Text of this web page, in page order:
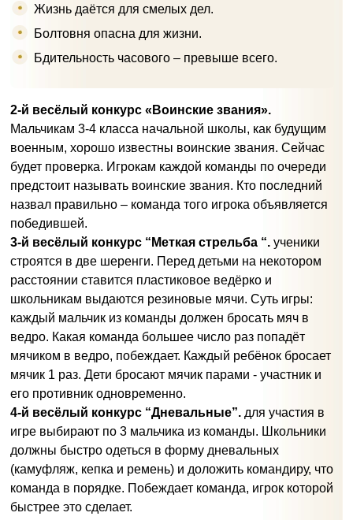
Жизнь даётся для смелых дел.
Болтовня опасна для жизни.
Бдительность часового – превыше всего.
2-й весёлый конкурс «Воинские звания».
Мальчикам 3-4 класса начальной школы, как будущим
военным, хорошо известны воинские звания. Сейчас
будет проверка. Игрокам каждой команды по очереди
предстоит называть воинские звания. Кто последний
назвал правильно – команда того игрока объявляется
победившей.
3-й весёлый конкурс “Меткая стрельба “. ученики
строятся в две шеренги. Перед детьми на некотором
расстоянии ставится пластиковое ведёрко и
школьникам выдаются резиновые мячи. Суть игры:
каждый мальчик из команды должен бросать мяч в
ведро. Какая команда большее число раз попадёт
мячиком в ведро, побеждает. Каждый ребёнок бросает
мячик 1 раз. Дети бросают мячик парами - участник и
его противник одновременно.
4-й весёлый конкурс “Дневальные”. для участия в
игре выбирают по 3 мальчика из команды. Школьники
должны быстро одеться в форму дневальных
(камуфляж, кепка и ремень) и доложить командиру, что
команда в порядке. Побеждает команда, игрок которой
быстрее это сделает.